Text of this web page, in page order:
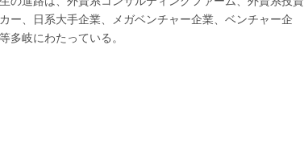
ー、日系大手企業、メガベンチャー企業、ベンチャー企
多岐にわたっている。